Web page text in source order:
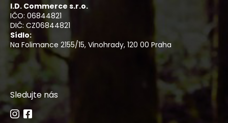
I.D. Commerce s.r.o.
IČO: 06844821
DIČ: CZ06844821
Sídlo:
Na Folimance 2155/15, Vinohrady, 120 00 Praha
Sledujte nás